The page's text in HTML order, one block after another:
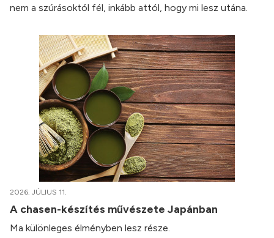
nem a szúrásoktól fél, inkább attól, hogy mi lesz utána.
2026. JÚLIUS 11.
A chasen-készítés művészete Japánban
Ma különleges élményben lesz része.